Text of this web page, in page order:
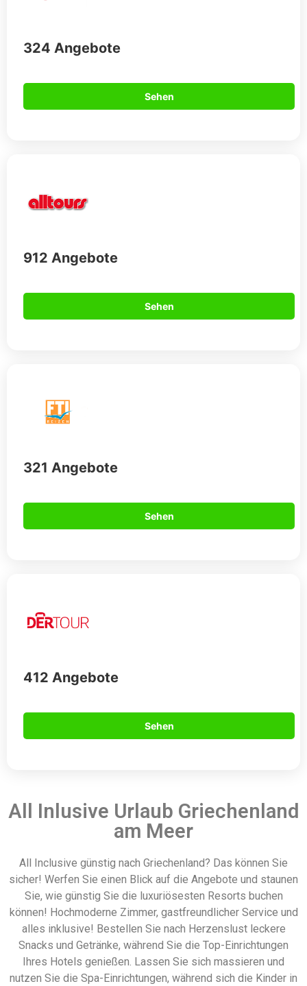
324 Angebote
Sehen
912 Angebote
Sehen
321 Angebote
Sehen
412 Angebote
Sehen
All Inlusive Urlaub Griechenland
am Meer
All Inclusive günstig nach Griechenland? Das können Sie
sicher! Werfen Sie einen Blick auf die Angebote und staunen
Sie, wie günstig Sie die luxuriösesten Resorts buchen
können! Hochmoderne Zimmer, gastfreundlicher Service und
alles inklusive! Bestellen Sie nach Herzenslust leckere
Snacks und Getränke, während Sie die Top-Einrichtungen
Ihres Hotels genießen. Lassen Sie sich massieren und
nutzen Sie die Spa-Einrichtungen, während sich die Kinder in